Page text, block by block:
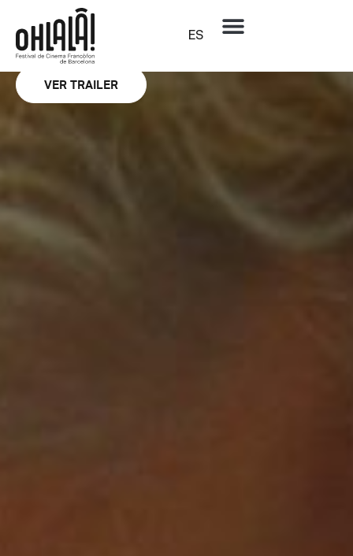
ES
Sección oficial
La Pampa
ANTOINE CHEVROLLIER
VER TRAILER